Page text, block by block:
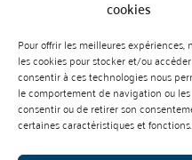
cookies
Pour offrir les meilleures
les cookies pour stocker et/ou
consentir à ces technologies nous
le comportement de navigation ou
consentir ou de retirer son
certaines caractéristiques et fonctions.
L’abus d’alcool est
Règlement
Création :